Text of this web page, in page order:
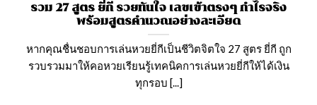
รวม 27 สูตร ยี่กี รวยทันใจ เลขเข้าตรงๆ กำไรจริง
พร้อมสูตรคำนวณอย่างละเอียด
หากคุณชื่นชอบการเล่นหวยยี่กีเป็นชีวิตจิตใจ 27 สูตร ยี่กี ถูก
รวบรวมมาให้คอหวยเรียนรู้เทคนิคการเล่นหวยยี่กีให้ได้เงิน
ทุกรอบ [...]